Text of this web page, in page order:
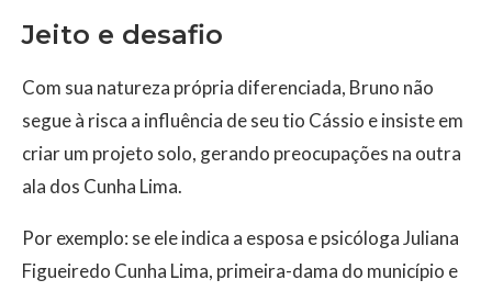
Jeito e desafio
Com sua natureza própria diferenciada, Bruno não
segue à risca a influência de seu tio Cássio e insiste em
criar um projeto solo, gerando preocupações na outra
ala dos Cunha Lima.
Por exemplo: se ele indica a esposa e psicóloga Juliana
Figueiredo Cunha Lima, primeira-dama do município e